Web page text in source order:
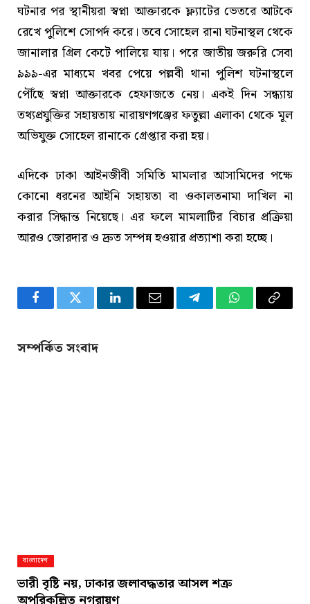
ঘটনার পর স্থানীয়রা স্বপ্না আক্তারকে ফ্ল্যাটের ভেতরে আটকে
রেখে পুলিশে সোপর্দ করে। তবে সোহেল রানা ঘটনাস্থল থেকে
জানালার গ্রিল কেটে পালিয়ে যায়। পরে জাতীয় জরুরি সেবা
৯৯৯-এর মাধ্যমে খবর পেয়ে পল্লবী থানা পুলিশ ঘটনাস্থলে
পৌঁছে স্বপ্না আক্তারকে হেফাজতে নেয়। একই দিন সন্ধ্যায়
তথ্যপ্রযুক্তির সহায়তায় নারায়ণগঞ্জের ফতুল্লা এলাকা থেকে মূল
অভিযুক্ত সোহেল রানাকে গ্রেপ্তার করা হয়।
এদিকে ঢাকা আইনজীবী সমিতি মামলার আসামিদের পক্ষে
কোনো ধরনের আইনি সহায়তা বা ওকালতনামা দাখিল না
করার সিদ্ধান্ত নিয়েছে। এর ফলে মামলাটির বিচার প্রক্রিয়া
আরও জোরদার ও দ্রুত সম্পন্ন হওয়ার প্রত্যাশা করা হচ্ছে।
FacebookTwitter LinkedInEmail TelegramWhatsApp
Copy
সম্পর্কিত সংবাদ
বাংলাদেশ
ভারী বৃষ্টি নয়, ঢাকার জলাবদ্ধতার আসল শত্রু